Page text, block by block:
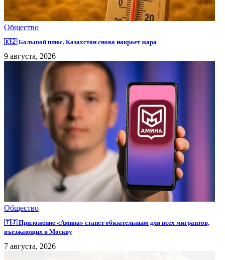
Общество
🇰🇿 Большой плюс. Казахстан снова накроет жара
9 августа, 2026
Общество
🇹🇯 Приложение «Амина» станет обязательным для всех мигрантов,
въезжающих в Москву
7 августа, 2026